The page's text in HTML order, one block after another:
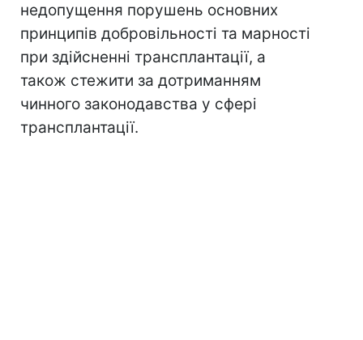
недопущення порушень основних
принципів добровільності та марності
при здійсненні трансплантації, а
також стежити за дотриманням
чинного законодавства у сфері
трансплантації.